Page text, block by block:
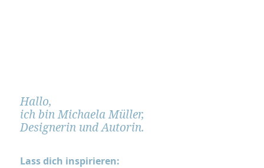
Hallo,
ich bin Michaela Müller,
Designerin und Autorin.
Lass dich inspirieren: